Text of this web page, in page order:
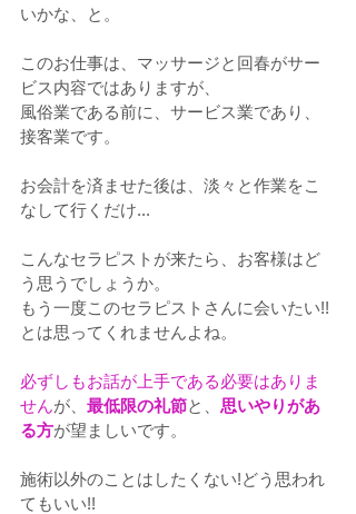
いかな、と。
このお仕事は、マッサージと回春がサー
ビス内容ではありますが、
風俗業である前に、サービス業であり、
接客業です。
お会計を済ませた後は、淡々と作業をこ
なして行くだけ...
こんなセラピストが来たら、お客様はど
う思うでしょうか。
もう一度このセラピストさんに会いたい!!
とは思ってくれませんよね。
必ずしもお話が上手である必要はありま
せんが、 最低限の礼節と、 思いやりがあ
る方が望ましいです。
施術以外のことはしたくない!どう思われ
てもいい!!